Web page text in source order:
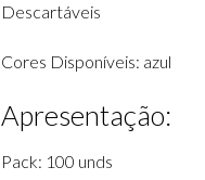
Descartáveis
Cores Disponíveis: azul
Apresentação:
Pack: 100 unds